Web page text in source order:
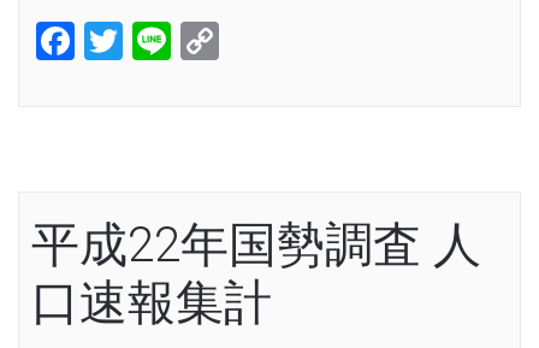
Facebook
Twitter
Line
平成22年国勢調査 人
口速報集計